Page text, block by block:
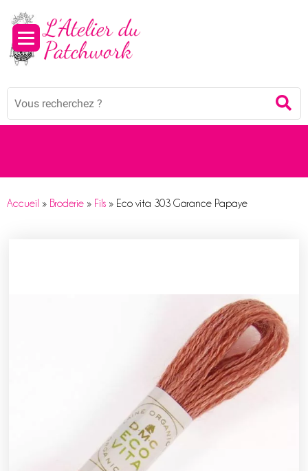
Mots
Accueil » Broderie » Fils » Eco vita 303 Garance Papaye
Panneau de gestion des cookies